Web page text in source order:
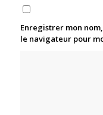
Enregistrer mon
le navigateur pour